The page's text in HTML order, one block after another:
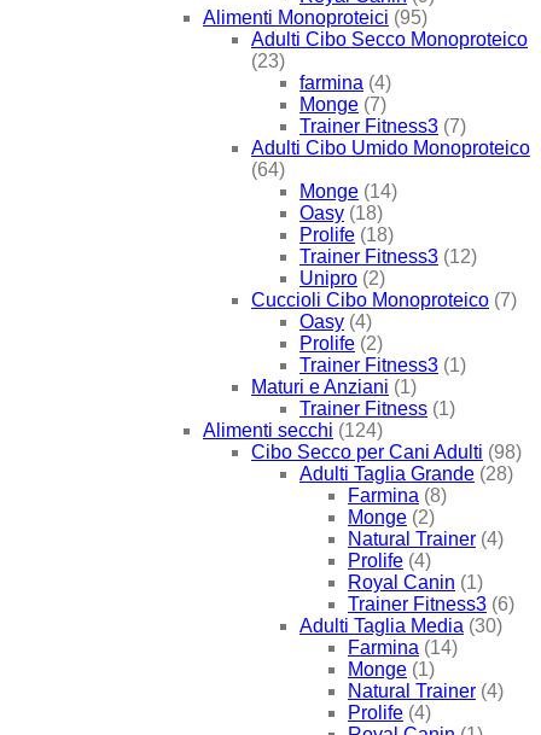
Alimenti Monoproteici (95)
Adulti Cibo Secco Monoproteico
(23)
farmina (4)
Monge (7)
Trainer Fitness3 (7)
Adulti Cibo Umido Monoproteico
(64)
Monge (14)
Oasy (18)
Prolife (18)
Trainer Fitness3 (12)
Unipro (2)
Cuccioli Cibo Monoproteico (7)
Oasy (4)
Prolife (2)
Trainer Fitness3 (1)
Maturi e Anziani (1)
Trainer Fitness (1)
Alimenti secchi (124)
Cibo Secco per Cani Adulti (98)
Adulti Taglia Grande (28)
Farmina (8)
Monge (2)
Natural Trainer (4)
Prolife (4)
Royal Canin (1)
Trainer Fitness3 (6)
Adulti Taglia Media (30)
Farmina (14)
Monge (1)
Natural Trainer (4)
Prolife (4)